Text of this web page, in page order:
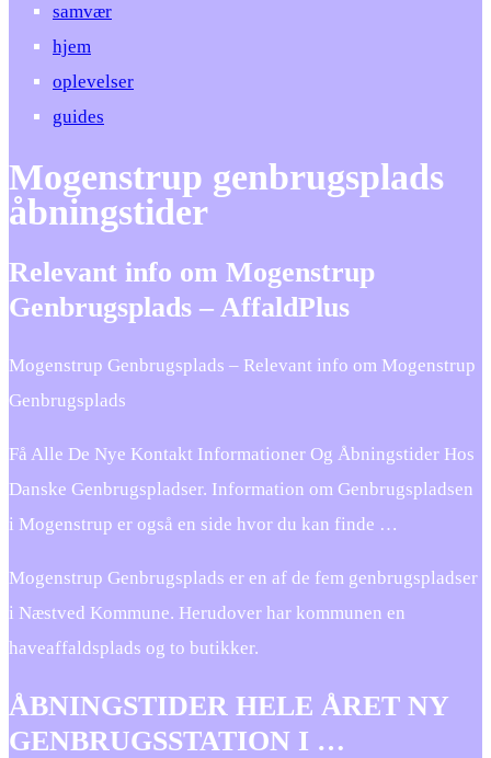
samvær
hjem
oplevelser
guides
Mogenstrup genbrugsplads
åbningstider
Relevant info om Mogenstrup
Genbrugsplads – AffaldPlus
Mogenstrup Genbrugsplads – Relevant info om Mogenstrup
Genbrugsplads
Få Alle De Nye Kontakt Informationer Og Åbningstider Hos
Danske Genbrugspladser. Information om Genbrugspladsen
i Mogenstrup er også en side hvor du kan finde …
Mogenstrup Genbrugsplads er en af de fem genbrugspladser
i Næstved Kommune. Herudover har kommunen en
haveaffaldsplads og to butikker.
ÅBNINGSTIDER HELE ÅRET NY
GENBRUGSSTATION I …